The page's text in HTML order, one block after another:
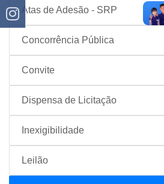
Atas de Adesão - SRP
Concorrência Pública
Convite
Dispensa de Licitação
Inexigibilidade
Leilão